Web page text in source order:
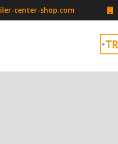
center-shop.com